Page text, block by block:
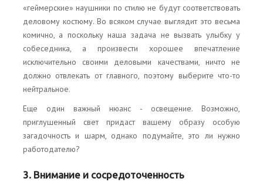
«геймерские» наушники по стилю не будут соответствовать
деловому костюму. Во всяком случае выглядит это весьма
комично, а поскольку наша задача не вызвать улыбку у
собеседника, а произвести хорошее впечатление
исключительно своими деловыми качествами, ничто не
должно отвлекать от главного, поэтому выберите что-то
нейтральное.
Еще один важный нюанс - освещение. Возможно,
приглушенный свет придаст вашему образу особую
загадочность и шарм, однако подумайте, это ли нужно
работодателю?
3. Внимание и сосредоточенность